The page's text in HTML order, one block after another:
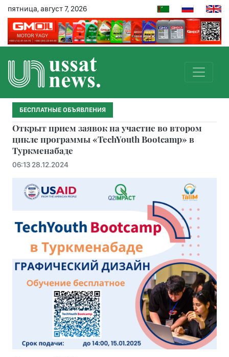
пятница, август 7, 2026
БЕСПЛАТНЫЕ ОБЪЯВЛЕНИЯ
Открыт прием заявок на участие во втором
цикле программы «TechYouth Bootcamp» в
Туркменабаде
06:13 28.12.2024